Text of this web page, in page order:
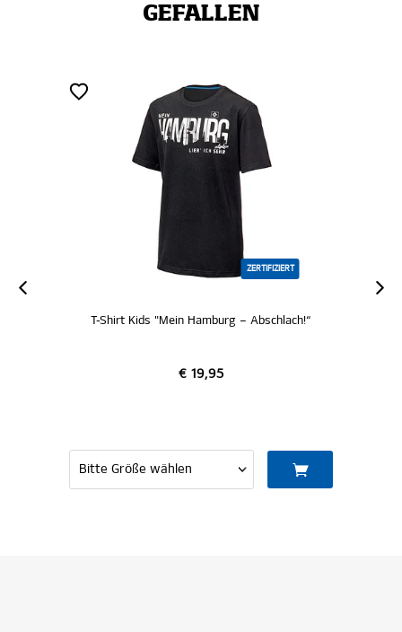
GEFALLEN
ZERTIFIZIERT
T-Shirt Kids "Mein Hamburg – Abschlach!“
€ 19,95